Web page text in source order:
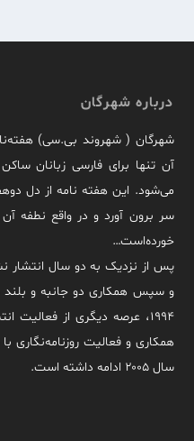
درباره شهرگان
شهرگان ( شهروند بی.سی)
آن تنها برای فارسی زبانان
سر برون آورد و در واقع نطفه
خورده‌است…
پس از نزدیک به دو سال انتشار
و سپس همکاری دو جانبه و بلند
۱۹۹۴، عرصه دیگری از فعالیت
همکاری و فعالیت روزنامه‌نگاری
سال ۲۰۰۵ ادامه داشته است.